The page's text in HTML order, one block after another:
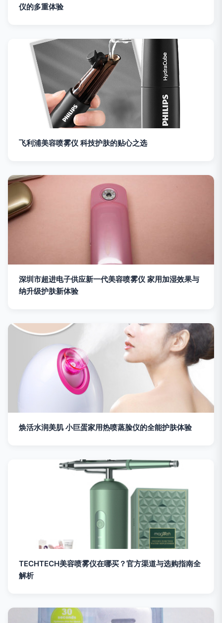
仪的多重体验
飞利浦美容喷雾仪 科技护肤的贴心之选
深圳市超进电子供应新一代美容喷雾仪 家用加湿效果与
纳升级护肤新体验
焕活水润美肌 小巨蛋家用热喷蒸脸仪的全能护肤体验
TECHTECH美容喷雾仪在哪买？官方渠道与选购指南全
解析